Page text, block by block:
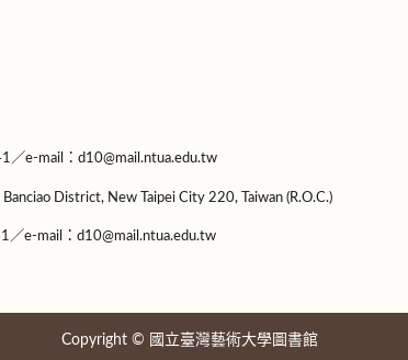
e-mail：d10@mail.ntua.edu.tw
District, New Taipei City 220, Taiwan (R.O.C.)
e-mail：d10@mail.ntua.edu.tw
Copyright © 國立臺灣藝術大學圖書館